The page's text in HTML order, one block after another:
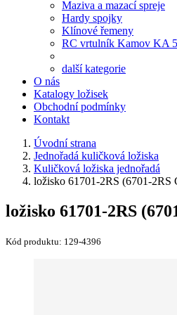
Maziva a mazací spreje
Hardy spojky
Klínové řemeny
RC vrtulník Kamov KA
další kategorie
O nás
Katalogy ložisek
Obchodní podmínky
Kontakt
Úvodní strana
Jednořadá kuličková ložiska
Kuličková ložiska jednořadá
ložisko 61701-2RS (6701-2RS
ložisko 61701-2RS
Kód produktu: 129-4396